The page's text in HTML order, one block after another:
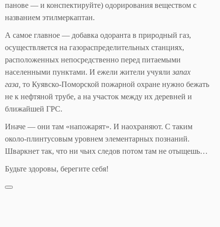
панове — и конспектируйте) одорирования веществом с
названием этилмеркаптан.
А самое главное — добавка одоранта в природный газ,
осуществляется на газораспределительных станциях,
расположенных непосредственно перед питаемыми
населенными пунктами. И ежели жители учуяли запах
газа, то Куявско-Поморской пожарной охране нужно бежать
не к нефтяной трубе, а на участок между их деревней и
ближайшей ГРС.
Иначе — они там «напожарят». И наохраняют. С таким
около-плинтусовым уровнем элементарных познаний.
Шваркнет так, что ни чьих следов потом там не отыщешь…
Будьте здоровы, берегите себя!